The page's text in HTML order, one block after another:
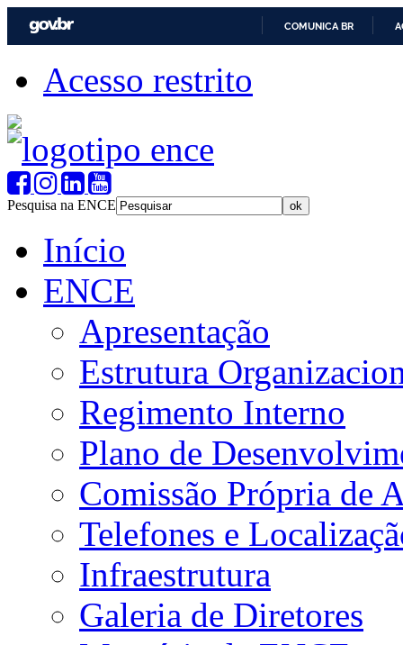
COMUNICA BR
Acesso restrito
Pesquisa na ENCE
Início
ENCE
Apresentação
Estrutura
Regimento Interno
Plano de
Comissão Própria de
Telefones e
Infraestrutura
Galeria de Diretores